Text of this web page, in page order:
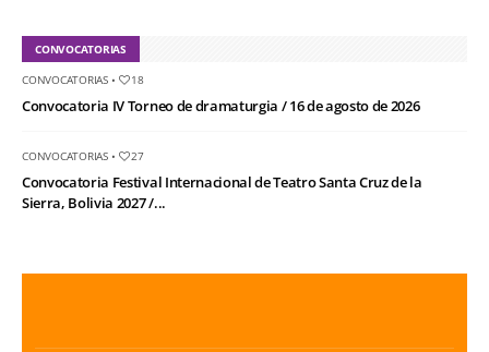
CONVOCATORIAS
CONVOCATORIAS• 18
Convocatoria IV Torneo de dramaturgia / 16 de agosto de 2026
CONVOCATORIAS• 27
Convocatoria Festival Internacional de Teatro Santa Cruz de la
Sierra, Bolivia 2027 /...